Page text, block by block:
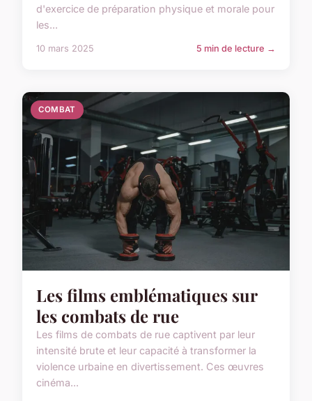
d'exercice de préparation physique et morale pour
les...
10 mars 2025 5 min de lecture →
COMBAT
Les films emblématiques sur
les combats de rue
Les films de combats de rue captivent par leur
intensité brute et leur capacité à transformer la
violence urbaine en divertissement. Ces œuvres
cinéma...